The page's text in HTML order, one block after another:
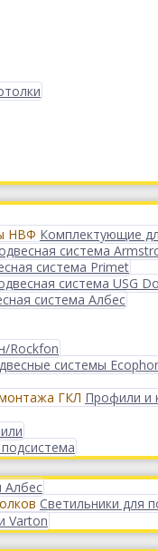
Комплектующие
система
система Primet
система USG
система Албес
Rockfon
системы
Профили и
Албес
Светильники для
Varton